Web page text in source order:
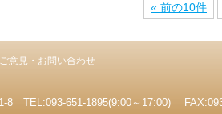
« 前の10件
ご意見・お問い合わせ
8 TEL:093-651-1895(9:00～17:00)